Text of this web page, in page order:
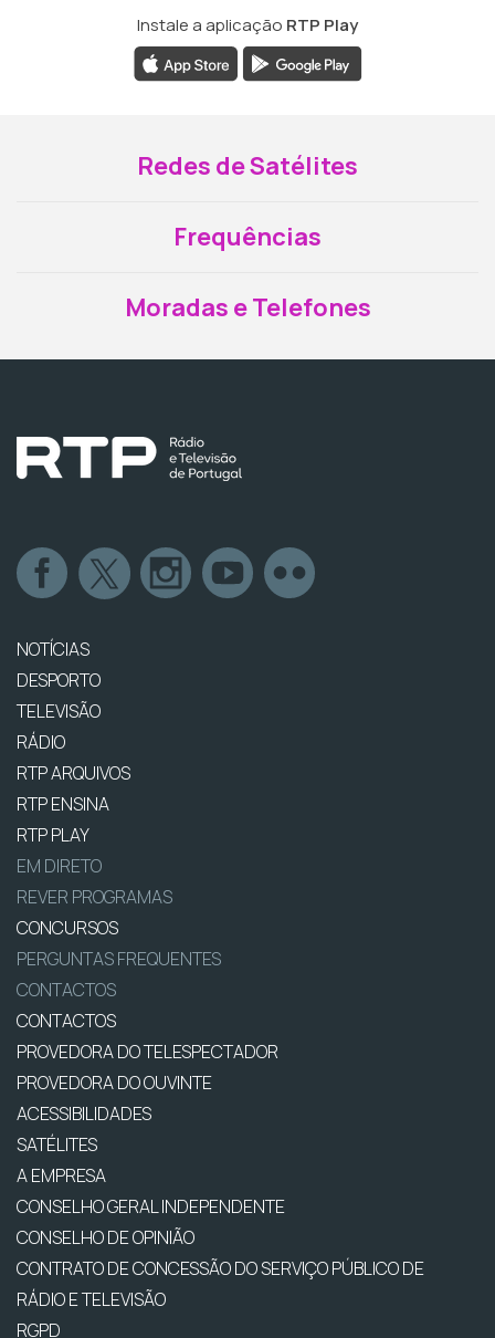
Instale a aplicação RTP Play
Redes de Satélites
Frequências
Moradas e Telefones
NOTÍCIAS
DESPORTO
TELEVISÃO
RÁDIO
RTP ARQUIVOS
RTP ENSINA
RTP PLAY
EM DIRETO
REVER PROGRAMAS
CONCURSOS
PERGUNTAS FREQUENTES
CONTACTOS
CONTACTOS
PROVEDORA DO TELESPECTADOR
PROVEDORA DO OUVINTE
ACESSIBILIDADES
SATÉLITES
A EMPRESA
CONSELHO GERAL INDEPENDENTE
CONSELHO DE OPINIÃO
CONTRATO DE CONCESSÃO DO SERVIÇO PÚBLICO DE
RÁDIO E TELEVISÃO
RGPD